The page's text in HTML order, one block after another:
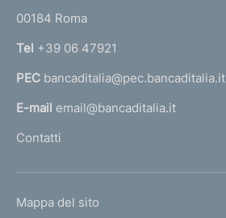
r
n
a
l
'
m
00184 Roma
Tel +39 06 47921
PEC bancaditalia@pec.bancaditalia.it
E-mail email@bancaditalia.it
Contatti
L
Mappa del sito